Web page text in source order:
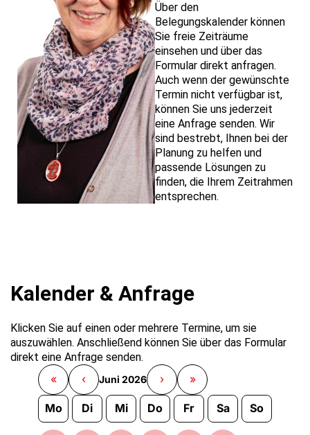
Über den
Belegungskalender können
Sie freie Zeiträume
einsehen und über das
Formular direkt anfragen.
Auch wenn der gewünschte
Termin nicht verfügbar ist,
können Sie uns jederzeit
eine Anfrage senden. Wir
sind bestrebt, Ihnen bei der
Planung zu helfen und
passende Lösungen zu
finden, die Ihrem Zeitrahmen
entsprechen.
Kalender & Anfrage
Klicken Sie auf einen oder mehrere Termine, um sie
auszuwählen. Anschließend können Sie über das Formular
direkt eine Anfrage senden.
« ‹ Juni 2026 › »
Mo Di Mi Do Fr Sa So